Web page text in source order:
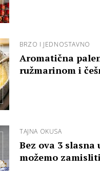
BRZO I JEDNOSTAVNO
Aromatična
ružmarinom i
TAJNA OKUSA
Bez ova 3 slasna
možemo